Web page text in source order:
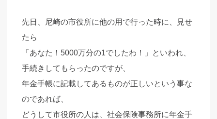
先日、尼崎の市役所に他の用で行った時に、見せ
たら
「あなた！5000万分の1でしたわ！」といわれ、
手続きしてもらったのですが、
年金手帳に記載してあるものが正しいという事な
のであれば、
どうして市役所の人は、社会保険事務所に年金手